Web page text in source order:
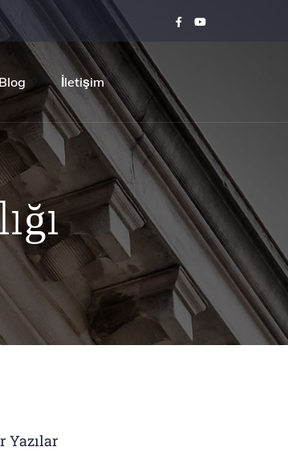
Blog İletişim
Yazılar